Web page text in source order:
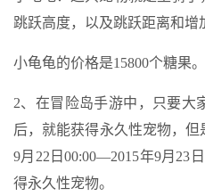
跳跃高度，以及跳跃距离和增
小龟龟的价格是15800个糖果。
2、在冒险岛手游中，只要大
后，就能获得永久性宠物，
9月22日00:00—2015年9月23
得永久性宠物。